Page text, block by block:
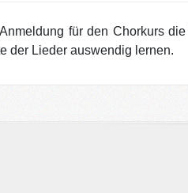
für den Chorkurs
der Lieder auswendig lernen.